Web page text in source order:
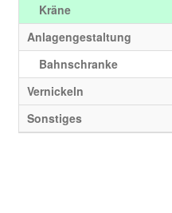
Kräne
Anlagengestaltung
Bahnschranke
Vernickeln
Sonstiges